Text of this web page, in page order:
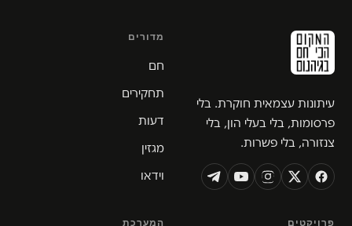
עיתונות עצמאית חוקרת. בלי
פרסומות, בלי בעלי הון, בלי
צנזורה, בלי פשרות.
מדורים
חם
תחקירים
דעות
מגזין
וידאו
פרויקטים המערכת